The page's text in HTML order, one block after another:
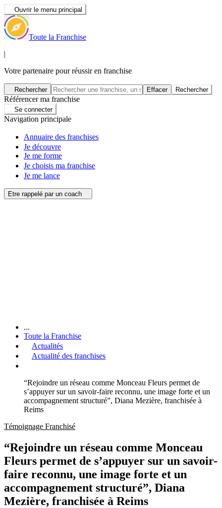
Ouvrir le menu principal
Toute la Franchise
|
Votre partenaire pour réussir en franchise
Rechercher Effacer Rechercher
Référencer ma franchise
Se connecter
Navigation principale
Annuaire des franchises
Je découvre
Je me forme
Je choisis ma franchise
Je me lance
Etre rappelé par un coach
...
Toute la Franchise
Actualités
Actualité des franchises
“Rejoindre un réseau comme Monceau Fleurs permet de
s’appuyer sur un savoir-faire reconnu, une image forte et un
accompagnement structuré”, Diana Mezière, franchisée à
Reims
Témoignage Franchisé
“Rejoindre un réseau comme Monceau
Fleurs permet de s’appuyer sur un savoir-
faire reconnu, une image forte et un
accompagnement structuré”, Diana
Mezière, franchisée à Reims